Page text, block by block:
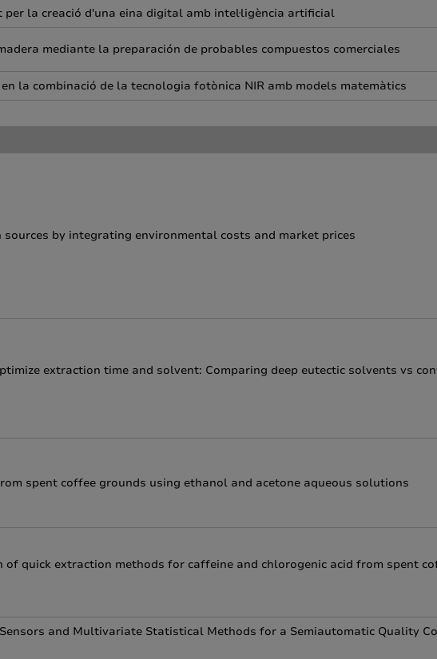
per la creació d'una eina digital amb intel·ligència artificial
mediante la preparación de probables compuestos comerciales
la combinació de la tecnologia fotònica NIR amb models matemàtics
by integrating environmental costs and market prices
extraction time and solvent: Comparing deep eutectic solvents vs
spent coffee grounds using ethanol and acetone aqueous solutions
of quick extraction methods for caffeine and chlorogenic acid from spent
and Multivariate Statistical Methods for a Semiautomatic Quality